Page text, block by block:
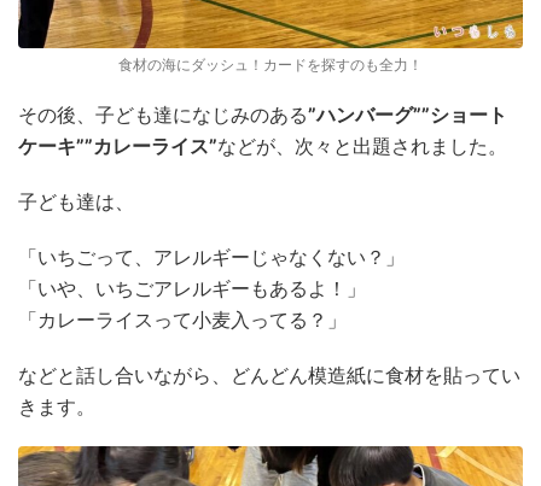
食材の海にダッシュ！カードを探すのも全力！
その後、子ども達になじみのある”ハンバーグ””ショート
ケーキ””カレーライス”などが、次々と出題されました。
子ども達は、
「いちごって、アレルギーじゃなくない？」
「いや、いちごアレルギーもあるよ！」
「カレーライスって小麦入ってる？」
などと話し合いながら、どんどん模造紙に食材を貼ってい
きます。